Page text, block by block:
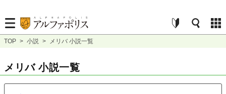
TOP > 小説 > メリバ 小説一覧
メリバ 小説一覧